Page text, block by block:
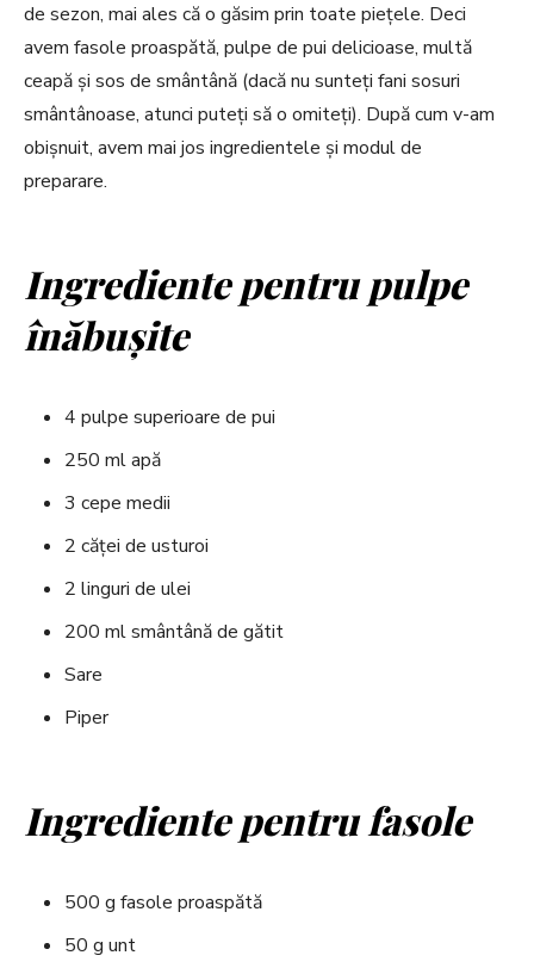
de sezon, mai ales că o găsim prin toate piețele. Deci
avem fasole proaspătă, pulpe de pui delicioase, multă
ceapă și sos de smântână (dacă nu sunteți fani sosuri
smântânoase, atunci puteți să o omiteți). După cum v-am
obișnuit, avem mai jos ingredientele și modul de
preparare.
Ingrediente pentru pulpe
înăbușite
4 pulpe superioare de pui
250 ml apă
3 cepe medii
2 căței de usturoi
2 linguri de ulei
200 ml smântână de gătit
Sare
Piper
Ingrediente pentru fasole
500 g fasole proaspătă
50 g unt